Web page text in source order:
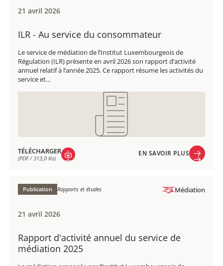
21 avril 2026
ILR - Au service du consommateur
Le service de médiation de l’Institut Luxembourgeois de
Régulation (ILR) présente en avril 2026 son rapport d’activité
annuel relatif à l’année 2025. Ce rapport résume les activités du
service et...
TÉLÉCHARGER
(PDF / 313,0 Ko)
(PDF / 313,0 Ko)
EN SAVOIR PLUS
Publication Rapports et études Médiation
21 avril 2026
Rapport d'activité annuel du service de
médiation 2025